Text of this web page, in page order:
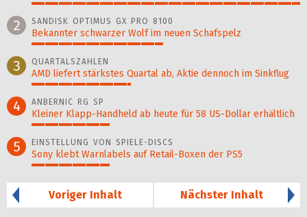
2 SANDISK OPTIMUS GX PRO 8100
Bekannter schwarzer Wolf im neuen Schafspelz
3 QUARTALSZAHLEN
AMD liefert stärkstes Quartal ab, Aktie dennoch im Sinkflug
4 ANBERNIC RG SP
Kleiner Klapp-Hand­held ab heute für 58 US-Dollar er­hält­lich
5 EINSTELLUNG VON SPIELE-DISCS
Sony klebt Warnlabels auf Retail-Boxen der PS5
Voriger Inhalt
Nächster Inhalt